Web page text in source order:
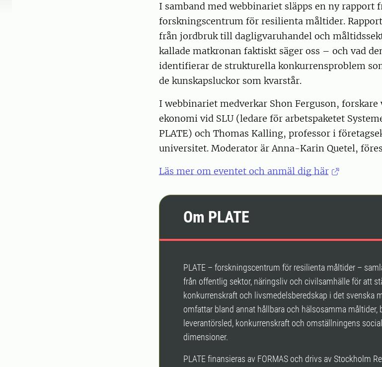
I samband med webbinariet släpps en ny rapport
forskningscentrum för resilienta måltider.
från jordbruk till dagligvaruhandel och
kallade matkronan faktiskt säger oss – och vad
identifierar de strukturella konkurrensproblem
de kunskapsluckor som kvarstår.
I webbinariet medverkar Shon Ferguson,
ekonomi vid SLU (ledare för arbetspaketet
PLATE) och Thomas Kalling, professor i
universitet. Moderator är Anna-Karin Quetel,
Läs mer om eventet och anmäl dig här
Om PLATE
PLATE – forskningscentrum för resilienta måltider –
från offentlig sektor, näringsliv och civilsamhälle för att
konkurrenskraft och livsmedelsberedskap i det svenska
omfattar bland annat hållbara och hälsosamma måltider,
leverantörsled, konkurrenskraft och omställningens
dimensioner.
PLATE finansieras av FORMAS och drivs av Stockholm